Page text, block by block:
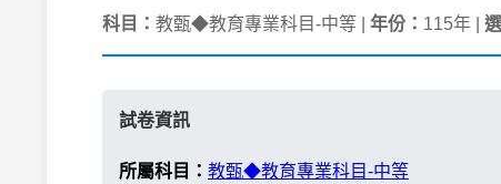
科目： 教甄◆教育專業科目-中等 | 年份： 115年 |
試卷資訊
所屬科目： 教甄◆教育專業科目-中等